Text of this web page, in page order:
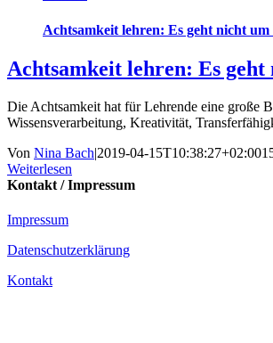
Achtsamkeit lehren: Es geht nicht
Achtsamkeit lehren: Es
Die Achtsamkeit hat für Lehrende eine große
Wissensverarbeitung, Kreativität,
Von Nina Bach|2019-04-15T10:38:27+02:00
Weiterlesen
Kontakt / Impressum
Impressum
Datenschutzerklärung
Kontakt